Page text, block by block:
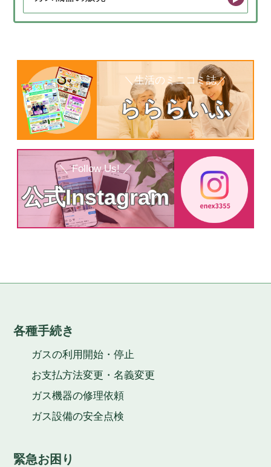
＼生活のミニコミ誌／
らららいふ
＼ Follow Us! ／
公式Instagram
各種手続き
ガスの利用開始・停止
お支払方法変更・名義変更
ガス機器の修理依頼
ガス設備の安全点検
緊急お困り